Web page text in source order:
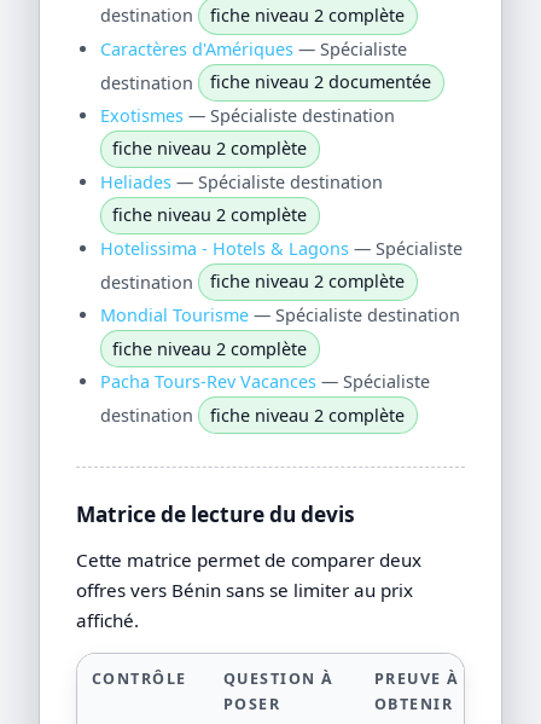
destination
fiche niveau 2 complète
Caractères d'Amériques— Spécialiste
destination
fiche niveau 2 documentée
Exotismes— Spécialiste destination
fiche niveau 2 complète
Heliades— Spécialiste destination
fiche niveau 2 complète
Hotelissima - Hotels & Lagons— Spécialiste
destination
fiche niveau 2 complète
Mondial Tourisme— Spécialiste destination
fiche niveau 2 complète
Pacha Tours-Rev Vacances— Spécialiste
destination
fiche niveau 2 complète
Matrice de lecture du devis
Cette matrice permet de comparer deux
offres vers Bénin sans se limiter au prix
affiché.
CONTRÔLE
QUESTION À
POSER
PREUVE À
OBTENIR